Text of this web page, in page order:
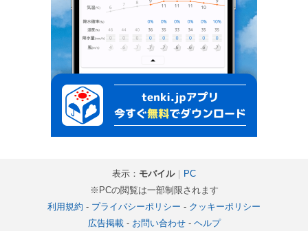
表示： モバイル｜ PC
※PCの閲覧は一部制限されます
利用規約 - プライバシーポリシー - クッキーポリシー
広告掲載- お問い合わせ- ヘルプ